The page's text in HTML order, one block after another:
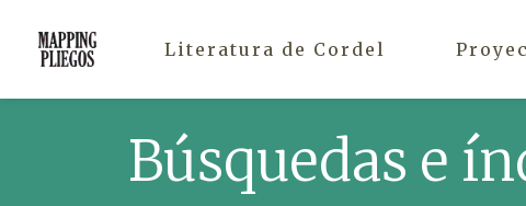
Literatura de Cordel
Búsquedas e